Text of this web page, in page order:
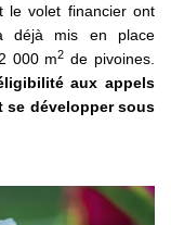
le volet financier ont
déjà mis en place
000 m2 de pivoines.
aux appels
se développer sous